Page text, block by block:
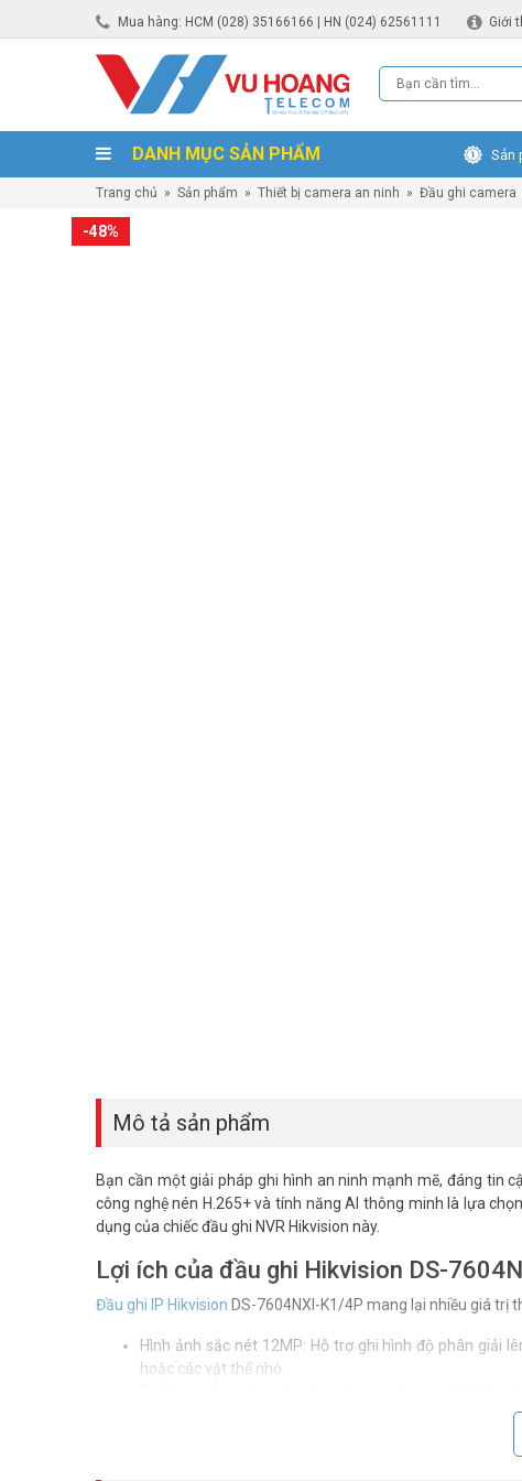
Mua hàng: HCM (028) 35166166 | HN (024) 62561111 Giới
DANH MỤC SẢN PHẨM Sản
Trang chủ » Sản phẩm » Thiết bị camera an ninh » Đầu ghi camera
-48%
Mô tả sản phẩm
Bạn cần một giải pháp ghi hình an ninh mạnh mẽ, đáng tin
công nghệ nén H.265+ và tính năng AI thông minh là lựa
dụng của chiếc đầu ghi NVR Hikvision này.
Lợi ích của đầu ghi Hikvision DS-
Đầu ghi IP Hikvision DS-7604NXI-K1/4P mang lại nhiều giá trị
Hình ảnh sắc nét 12MP: Hỗ trợ ghi hình độ phân giải
hoặc các vật thể nhỏ.
Cấp nguồn PoE tiện lợi: 4 cổng PoE tích hợp cho